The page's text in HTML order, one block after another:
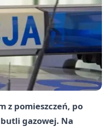
z pomieszczeń, po
gazowej. Na